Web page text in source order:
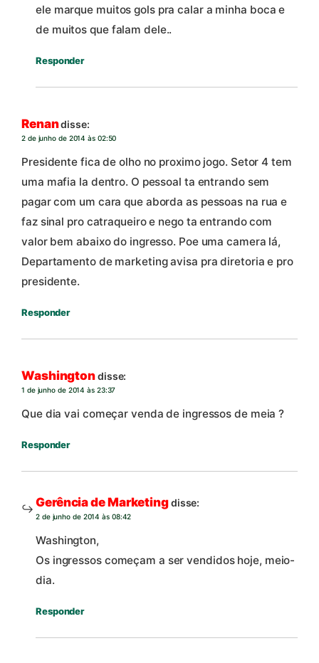
ele marque muitos gols pra calar a minha boca e
de muitos que falam dele..
Responder
Renandisse:
2 de junho de 2014 às 02:50
Presidente fica de olho no proximo jogo. Setor 4 tem
uma mafia la dentro. O pessoal ta entrando sem
pagar com um cara que aborda as pessoas na rua e
faz sinal pro catraqueiro e nego ta entrando com
valor bem abaixo do ingresso. Poe uma camera lá,
Departamento de marketing avisa pra diretoria e pro
presidente.
Responder
Washingtondisse:
1 de junho de 2014 às 23:37
Que dia vai começar venda de ingressos de meia ?
Responder
Gerência de Marketingdisse:
2 de junho de 2014 às 08:42
Washington,
Os ingressos começam a ser vendidos hoje, meio-
dia.
Responder